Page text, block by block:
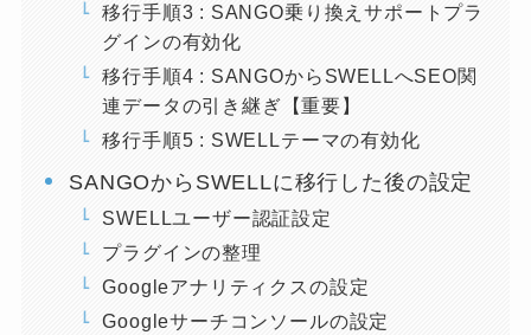
移行手順3 : SANGO乗り換えサポートプラ
グインの有効化
移行手順4 : SANGOからSWELLへSEO関
連データの引き継ぎ【重要】
移行手順5 : SWELLテーマの有効化
SANGOからSWELLに移行した後の設定
SWELLユーザー認証設定
プラグインの整理
Googleアナリティクスの設定
Googleサーチコンソールの設定